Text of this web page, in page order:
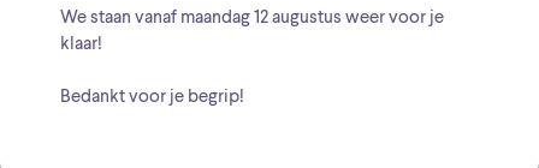
We staan vanaf maandag 12 augustus weer voor je
klaar!
Bedankt voor je begrip!